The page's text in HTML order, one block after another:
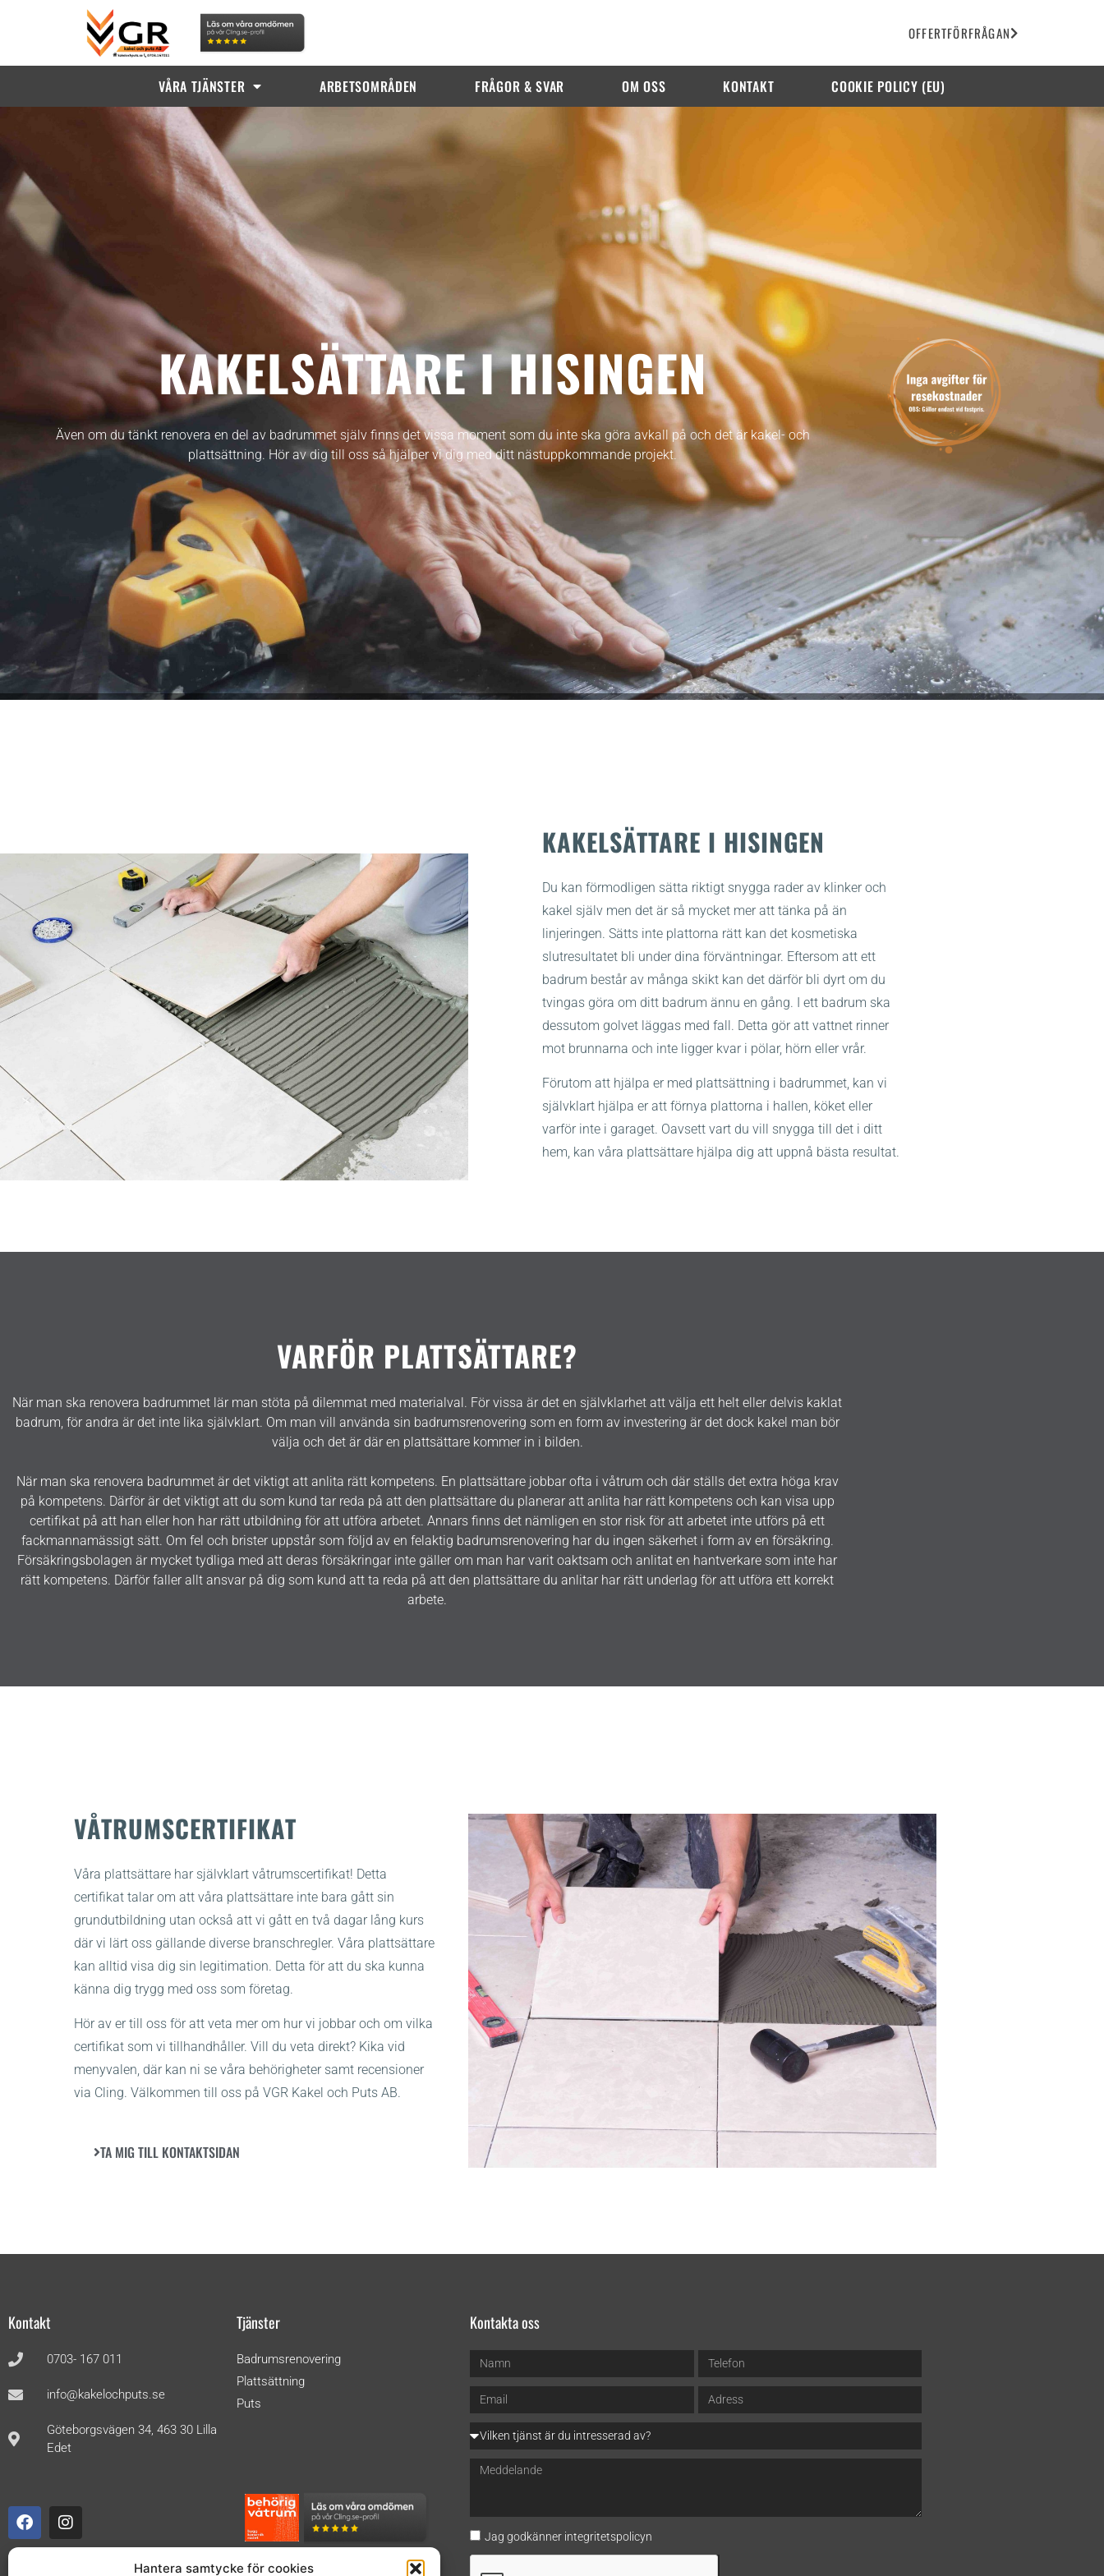
Hantera samtycke för cookies
OFFERTFÖRFRÅGAN
VÅRA TJÄNSTER ARBETSOMRÅDEN FRÅGOR & SVAR OM OSS KONTAKT COOKIE POLICY (EU)
KAKELSÄTTARE I HISINGEN
Även om du tänkt renovera en del av badrummet själv finns det vissa moment som du inte ska göra avkall på och det är kakel- och
plattsättning. Hör av dig till oss så hjälper vi dig med ditt nästuppkommande projekt.
KAKELSÄTTARE I HISINGEN
Du kan förmodligen sätta riktigt snygga rader av klinker och
kakel själv men det är så mycket mer att tänka på än
linjeringen. Sätts inte plattorna rätt kan det kosmetiska
slutresultatet bli under dina förväntningar. Eftersom att ett
badrum består av många skikt kan det därför bli dyrt om du
tvingas göra om ditt badrum ännu en gång. I ett badrum ska
dessutom golvet läggas med fall. Detta gör att vattnet rinner
mot brunnarna och inte ligger kvar i pölar, hörn eller vrår.
Förutom att hjälpa er med plattsättning i badrummet, kan vi
självklart hjälpa er att förnya plattorna i hallen, köket eller
varför inte i garaget. Oavsett vart du vill snygga till det i ditt
hem, kan våra plattsättare hjälpa dig att uppnå bästa resultat.
VARFÖR PLATTSÄTTARE?
När man ska renovera badrummet lär man stöta på dilemmat med materialval. För vissa är det en självklarhet att välja ett helt eller delvis kaklat
badrum, för andra är det inte lika självklart. Om man vill använda sin badrumsrenovering som en form av investering är det dock kakel man bör
välja och det är där en plattsättare kommer in i bilden.
När man ska renovera badrummet är det viktigt att anlita rätt kompetens. En plattsättare jobbar ofta i våtrum och där ställs det extra höga krav
på kompetens. Därför är det viktigt att du som kund tar reda på att den plattsättare du planerar att anlita har rätt kompetens och kan visa upp
certifikat på att han eller hon har rätt utbildning för att utföra arbetet. Annars finns det nämligen en stor risk för att arbetet inte utförs på ett
fackmannamässigt sätt. Om fel och brister uppstår som följd av en felaktig badrumsrenovering har du ingen säkerhet i form av en försäkring.
Försäkringsbolagen är mycket tydliga med att deras försäkringar inte gäller om man har varit oaktsam och anlitat en hantverkare som inte har
rätt kompetens. Därför faller allt ansvar på dig som kund att ta reda på att den plattsättare du anlitar har rätt underlag för att utföra ett korrekt
arbete.
VÅTRUMSCERTIFIKAT
Våra plattsättare har självklart våtrumscertifikat! Detta
certifikat talar om att våra plattsättare inte bara gått sin
grundutbildning utan också att vi gått en två dagar lång kurs
där vi lärt oss gällande diverse branschregler. Våra plattsättare
kan alltid visa dig sin legitimation. Detta för att du ska kunna
känna dig trygg med oss som företag.
Hör av er till oss för att veta mer om hur vi jobbar och om vilka
certifikat som vi tillhandhåller. Vill du veta direkt? Kika vid
menyvalen, där kan ni se våra behörigheter samt recensioner
via Cling. Välkommen till oss på VGR Kakel och Puts AB.
TA MIG TILL KONTAKTSIDAN
Kontakt
0703- 167 011
info@kakelochputs.se
Göteborgsvägen 34, 463 30 Lilla
Edet
Tjänster
Badrumsrenovering
Plattsättning
Puts
Kontakta oss
Jag godkänner integritetspolicyn